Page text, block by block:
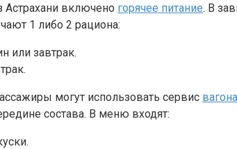
включено горячее питание. В
1 либо 2 рациона:
или завтрак.
могут использовать сервис
состава. В меню входят: